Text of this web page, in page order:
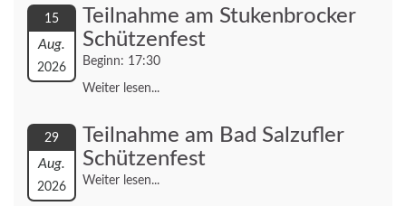
15
Aug.
2026
Teilnahme am Stukenbrocker
Schützenfest
Beginn: 17:30
Weiter lesen...
29
Aug.
2026
Teilnahme am Bad Salzufler
Schützenfest
Weiter lesen...